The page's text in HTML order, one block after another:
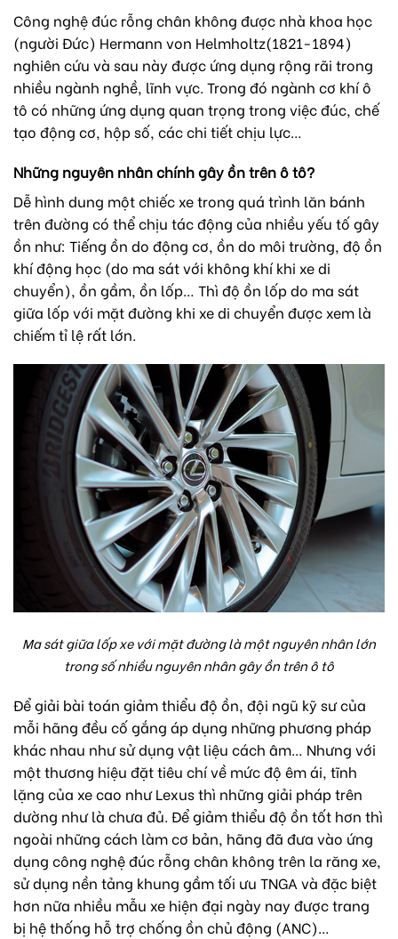
Công nghệ đúc rỗng chân không được nhà khoa học
(người Đức) Hermann von Helmholtz(1821-1894)
nghiên cứu và sau này được ứng dụng rộng rãi trong
nhiều ngành nghề, lĩnh vực. Trong đó ngành cơ khí ô
tô có những ứng dụng quan trọng trong việc đúc, chế
tạo động cơ, hộp số, các chi tiết chịu lực…
Những nguyên nhân chính gây ồn trên ô tô?
Dễ hình dung một chiếc xe trong quá trình lăn bánh
trên đường có thể chịu tác động của nhiều yếu tố gây
ồn như: Tiếng ồn do động cơ, ồn do môi trường, độ ồn
khí động học (do ma sát với không khí khi xe di
chuyển), ồn gầm, ồn lốp… Thì độ ồn lốp do ma sát
giữa lốp với mặt đường khi xe di chuyển được xem là
chiếm tỉ lệ rất lớn.
Ma sát giữa lốp xe với mặt đường là một nguyên nhân lớn
trong số nhiều nguyên nhân gây ồn trên ô tô
Để giải bài toán giảm thiểu độ ồn, đội ngũ kỹ sư của
mỗi hãng đều cố gắng áp dụng những phương pháp
khác nhau như sử dụng vật liệu cách âm… Nhưng với
một thương hiệu đặt tiêu chí về mức độ êm ái, tĩnh
lặng của xe cao như Lexus thì những giải pháp trên
dường như là chưa đủ. Để giảm thiểu độ ồn tốt hơn thì
ngoài những cách làm cơ bản, hãng đã đưa vào ứng
dụng công nghệ đúc rỗng chân không trên la răng xe,
sử dụng nền tảng khung gầm tối ưu TNGA và đặc biệt
hơn nữa nhiều mẫu xe hiện đại ngày nay được trang
bị hệ thống hỗ trợ chống ồn chủ động (ANC)…